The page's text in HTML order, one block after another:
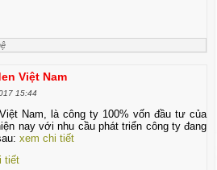
Việt Nam
15:44
Nam, là công ty 100% vốn đầu tư của
nay với nhu cầu phát triển công ty đang
xem chi tiết
tiết